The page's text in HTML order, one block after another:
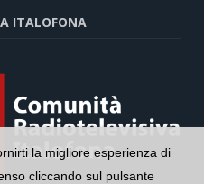
ITALOFONA
la migliore esperienza di
cliccando sul pulsante